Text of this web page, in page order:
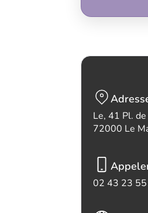
Le, 41 Pl.
72000 Le
02 43 23